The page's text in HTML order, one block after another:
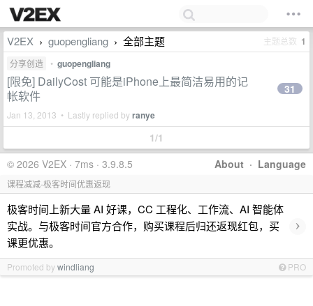
V2EX › guopengliang › 全部主题 主题总数 1
分享创造 • guopengliang
[限免] DailyCost 可能是iPhone上最简洁易用的记
帐软件
Jan 13, 2013 • Lastly replied byranye
31
1/1
About · Language
© 2026 V2EX · 7ms · 3.9.8.5
课程减减-极客时间优惠返现
极客时间上新大量 AI 好课，CC 工程化、工作流、AI 智能体
实战。与极客时间官方合作，购买课程后归还返现红包，买
课更优惠。
›
Promoted bywindliang PRO